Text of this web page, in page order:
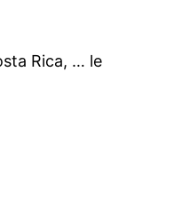
Rica, … le